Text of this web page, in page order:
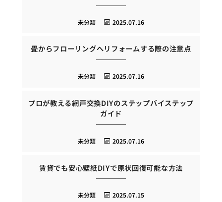
2025.07.16
未分類
畳からフローリングへリフォームする際の注意点
2025.07.16
未分類
プロが教える網戸交換DIYのステップバイステップ
ガイド
2025.07.16
未分類
賃貸でも安心壁紙DIYで原状回復可能な方法
2025.07.15
未分類